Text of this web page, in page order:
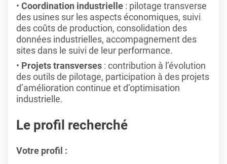
Coordination industrielle : pilotage transverse
des usines sur les aspects économiques, suivi
des coûts de production, consolidation des
données industrielles, accompagnement des
sites dans le suivi de leur performance.
Projets transverses : contribution à l’évolution
des outils de pilotage, participation à des projets
d’amélioration continue et d’optimisation
industrielle.
Le profil recherché
Votre profil :